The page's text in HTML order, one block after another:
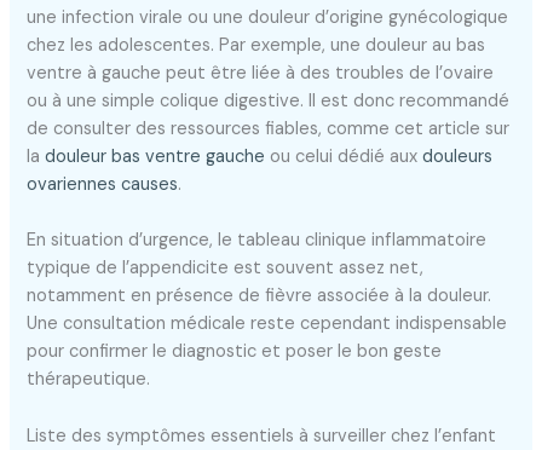
une infection virale ou une douleur d’origine gynécologique
chez les adolescentes. Par exemple, une douleur au bas
ventre à gauche peut être liée à des troubles de l’ovaire
ou à une simple colique digestive. Il est donc recommandé
de consulter des ressources fiables, comme cet article sur
ladouleur bas ventre gauche ou celui dédié auxdouleurs
ovariennes causes.
En situation d’urgence, le tableau clinique inflammatoire
typique de l’appendicite est souvent assez net,
notamment en présence de fièvre associée à la douleur.
Une consultation médicale reste cependant indispensable
pour confirmer le diagnostic et poser le bon geste
thérapeutique.
Liste des symptômes essentiels à surveiller chez l’enfant